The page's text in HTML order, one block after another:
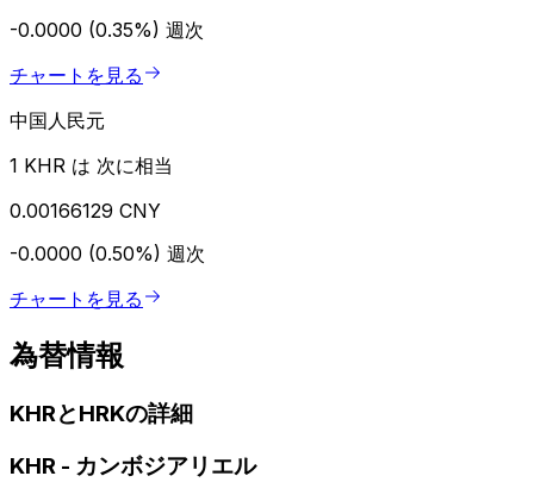
-0.0000 (0.35%) 週次
チャートを見る
中国人民元
1 KHR は 次に相当
0.00166129 CNY
-0.0000 (0.50%) 週次
チャートを見る
為替情報
KHRとHRKの詳細
KHR - カンボジアリエル